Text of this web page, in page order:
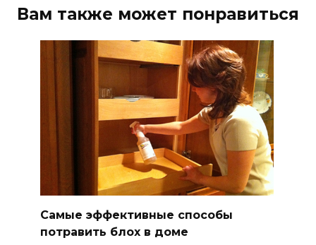
Вам также может понравиться
Самые эффективные способы
потравить блох в доме